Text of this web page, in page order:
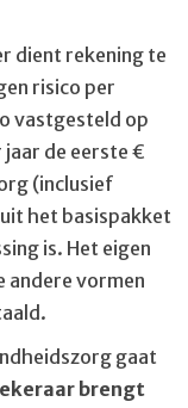
dient rekening te
risico per
vastgesteld op
de eerste €
(inclusief
het basispakket
is. Het eigen
andere vormen
gaat
brengt